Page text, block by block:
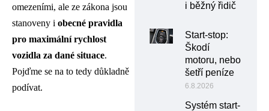
omezeními, ale ze zákona jsou
stanoveny i obecné pravidla
pro maximální rychlost
vozidla za dané situace.
Pojďme se na to tedy důkladně
podívat.
i běžný řidič
Start-stop:
Škodí
motoru, nebo
šetří peníze
6.8.2026
Systém start-